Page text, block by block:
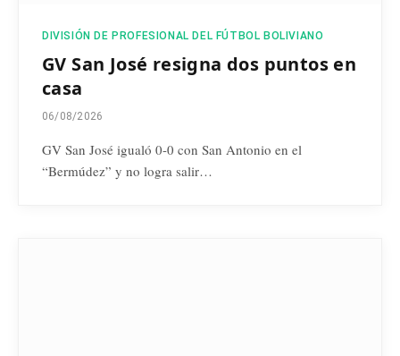
DIVISIÓN DE PROFESIONAL DEL FÚTBOL BOLIVIANO
GV San José resigna dos puntos en
casa
06/08/2026
GV San José igualó 0-0 con San Antonio en el
“Bermúdez” y no logra salir…